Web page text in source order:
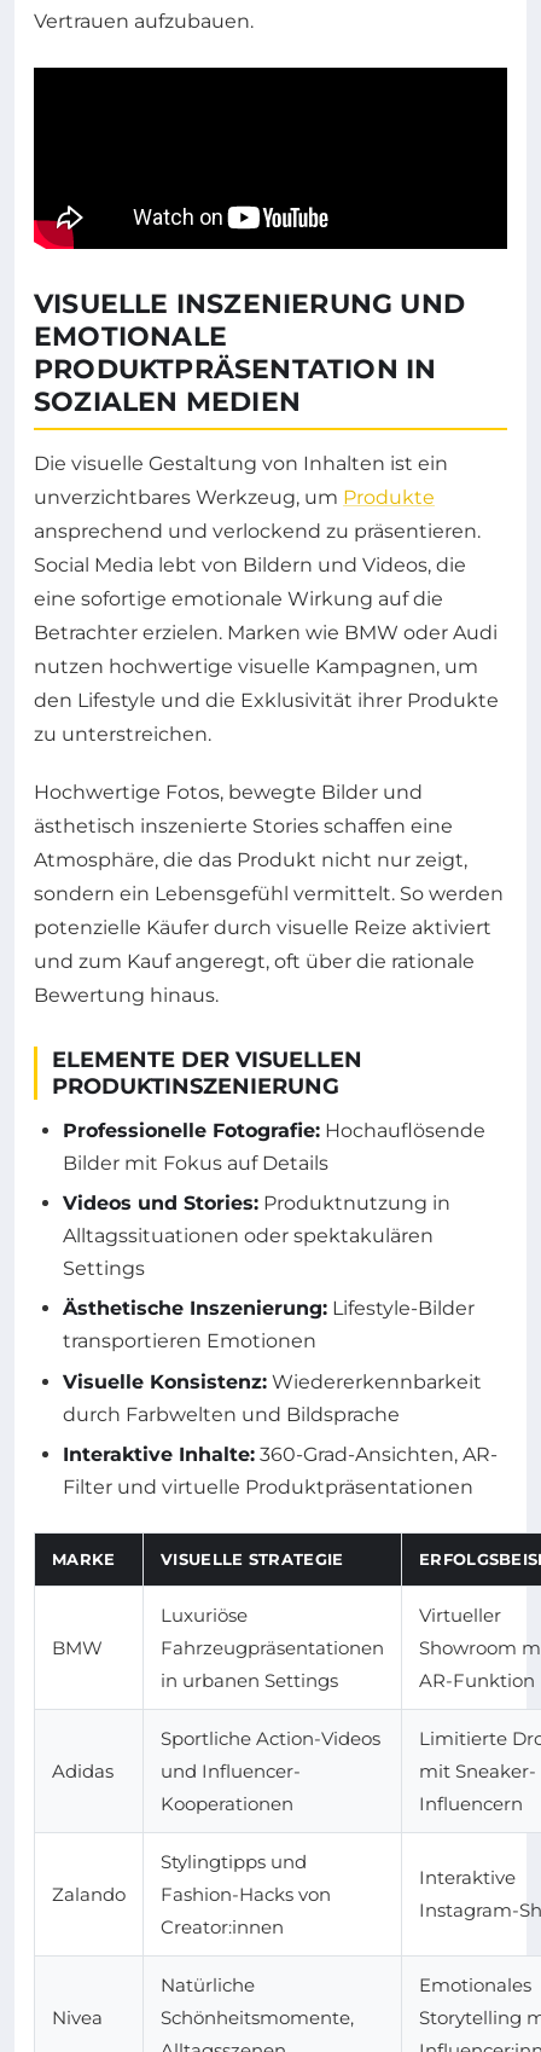
Vertrauen aufzubauen.
VISUELLE INSZENIERUNG UND
EMOTIONALE
PRODUKTPRÄSENTATION IN
SOZIALEN MEDIEN
Die visuelle Gestaltung von Inhalten ist ein
unverzichtbares Werkzeug, um Produkte
ansprechend und verlockend zu präsentieren.
Social Media lebt von Bildern und Videos, die
eine sofortige emotionale Wirkung auf die
Betrachter erzielen. Marken wie BMW oder Audi
nutzen hochwertige visuelle Kampagnen, um
den Lifestyle und die Exklusivität ihrer Produkte
zu unterstreichen.
Hochwertige Fotos, bewegte Bilder und
ästhetisch inszenierte Stories schaffen eine
Atmosphäre, die das Produkt nicht nur zeigt,
sondern ein Lebensgefühl vermittelt. So werden
potenzielle Käufer durch visuelle Reize aktiviert
und zum Kauf angeregt, oft über die rationale
Bewertung hinaus.
ELEMENTE DER VISUELLEN
PRODUKTINSZENIERUNG
Professionelle Fotografie: Hochauflösende
Bilder mit Fokus auf Details
Videos und Stories: Produktnutzung in
Alltagssituationen oder spektakulären
Settings
Ästhetische Inszenierung: Lifestyle-Bilder
transportieren Emotionen
Visuelle Konsistenz: Wiedererkennbarkeit
durch Farbwelten und Bildsprache
Interaktive Inhalte: 360-Grad-Ansichten, AR-
Filter und virtuelle Produktpräsentationen
MARKE VISUELLE STRATEGIE
BMW
Luxuriöse
Fahrzeugpräsentationen
in urbanen Settings
Virtueller
Showroom
AR-Funktion
Adidas
Sportliche Action-Videos
und Influencer-
Kooperationen
Limitierte
mit Sneaker-
Influencern
Zalando
Stylingtipps und
Fashion-Hacks von
Creator:innen
Interaktive
Instagram-
Nivea
Natürliche
Schönheitsmomente,
Emotionales
Storytelling